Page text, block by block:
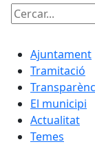
Cercar:
Ajuntament
Tramitació
El municipi
Actualitat
Temes